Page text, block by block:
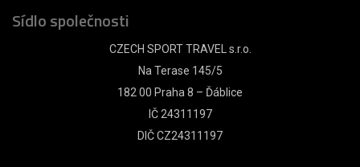
Sídlo společnosti
CZECH SPORT TRAVEL s.r.o.
Na Terase 145/5
182 00 Praha 8 – Ďáblice
IČ 24311197
DIČ CZ24311197